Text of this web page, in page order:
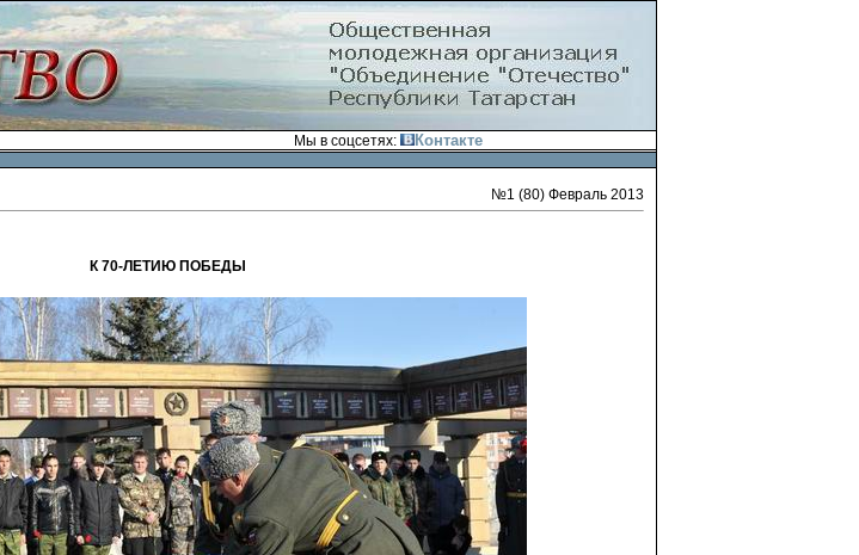
Мы в соцсетях: Контакте
№1 (80) Февраль 2013
К 70-ЛЕТИЮ ПОБЕДЫ